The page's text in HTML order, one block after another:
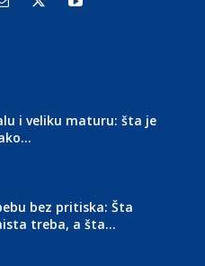
i veliku maturu: šta je
bez pritiska: Šta
treba, a šta...